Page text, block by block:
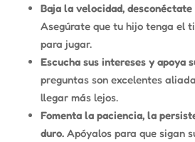
Baja la velocidad,
Asegúrate que tu hijo tenga el
para jugar.
Escucha sus intereses y apoya
preguntas son excelentes
llegar más lejos.
Fomenta la paciencia, la
duro.Apóyalos para que sigan